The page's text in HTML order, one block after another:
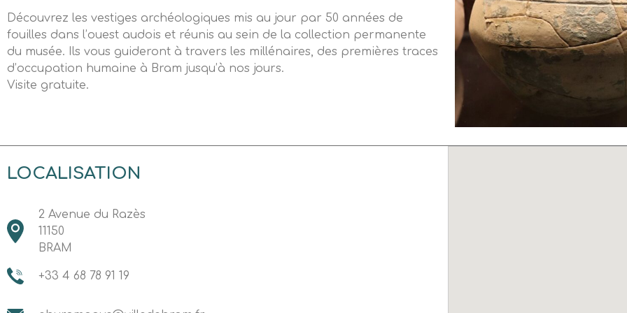
Découvrez les vestiges archéologiques mis au jour par 50 années de
fouilles dans l’ouest audois et réunis au sein de la collection permanente
du musée. Ils vous guideront à travers les millénaires, des premières traces
d’occupation humaine à Bram jusqu’à nos jours.
Visite gratuite.
LOCALISATION
2 Avenue du Razès
11150
BRAM
+33 4 68 78 91 19